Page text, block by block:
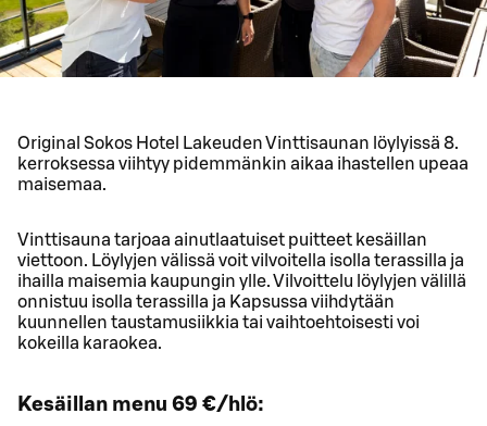
Original Sokos Hotel Lakeuden Vinttisaunan löylyissä 8.
kerroksessa viihtyy pidemmänkin aikaa ihastellen upeaa
maisemaa.
Vinttisauna tarjoaa ainutlaatuiset puitteet kesäillan
viettoon. Löylyjen välissä voit vilvoitella isolla terassilla ja
ihailla maisemia kaupungin ylle. Vilvoittelu löylyjen välillä
onnistuu isolla terassilla ja Kapsussa viihdytään
kuunnellen taustamusiikkia tai vaihtoehtoisesti voi
kokeilla karaokea.
Kesäillan menu 69 €/hlö: